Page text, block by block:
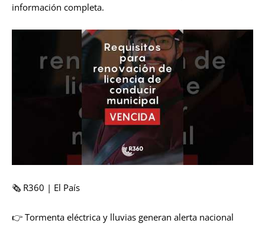
información completa.
🗞️ R360 | El País
👉 Tormenta eléctrica y lluvias generan alerta nacional